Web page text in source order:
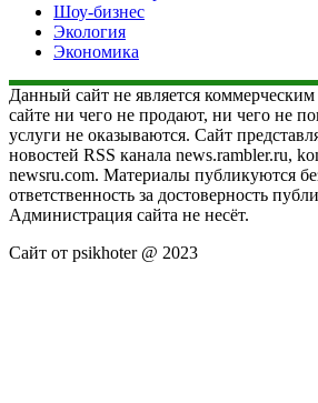
Шоу-бизнес
Экология
Экономика
Данный сайт не является
сайте ни чего не продают, ни чего не
услуги не оказываются. Сайт
новостей RSS канала news.rambler.ru,
newsru.com. Материалы публикуются
ответственность за достоверность
Администрация сайта не несёт.
Сайт от psikhoter @ 2023